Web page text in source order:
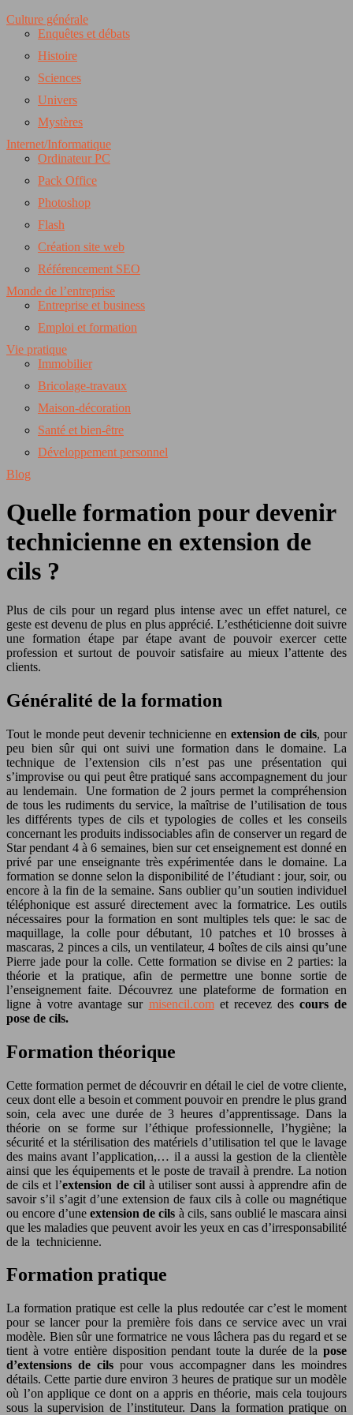
Culture générale
Enquêtes et débats
Histoire
Sciences
Univers
Mystères
Internet/Informatique
Ordinateur PC
Pack Office
Photoshop
Flash
Création site web
Référencement SEO
Monde de l’entreprise
Entreprise et business
Emploi et formation
Vie pratique
Immobilier
Bricolage-travaux
Maison-décoration
Santé et bien-être
Développement personnel
Blog
Quelle formation pour devenir
technicienne en extension de
cils ?
Plus de cils pour un regard plus intense avec un effet naturel, ce
geste est devenu de plus en plus apprécié. L’esthéticienne doit suivre
une formation étape par étape avant de pouvoir exercer cette
profession et surtout de pouvoir satisfaire au mieux l’attente des
clients.
Généralité de la formation
Tout le monde peut devenir technicienne en extension de cils, pour
peu bien sûr qui ont suivi une formation dans le domaine. La
technique de l’extension cils n’est pas une présentation qui
s’improvise ou qui peut être pratiqué sans accompagnement du jour
au lendemain. Une formation de 2 jours permet la compréhension
de tous les rudiments du service, la maîtrise de l’utilisation de tous
les différents types de cils et typologies de colles et les conseils
concernant les produits indissociables afin de conserver un regard de
Star pendant 4 à 6 semaines, bien sur cet enseignement est donné en
privé par une enseignante très expérimentée dans le domaine. La
formation se donne selon la disponibilité de l’étudiant : jour, soir, ou
encore à la fin de la semaine. Sans oublier qu’un soutien individuel
téléphonique est assuré directement avec la formatrice. Les outils
nécessaires pour la formation en sont multiples tels que: le sac de
maquillage, la colle pour débutant, 10 patches et 10 brosses à
mascaras, 2 pinces a cils, un ventilateur, 4 boîtes de cils ainsi qu’une
Pierre jade pour la colle. Cette formation se divise en 2 parties: la
théorie et la pratique, afin de permettre une bonne sortie de
l’enseignement faite. Découvrez une plateforme de formation en
ligne à votre avantage sur misencil.comet recevez des cours de
pose de cils.
Formation théorique
Cette formation permet de découvrir en détail le ciel de votre cliente,
ceux dont elle a besoin et comment pouvoir en prendre le plus grand
soin, cela avec une durée de 3 heures d’apprentissage. Dans la
théorie on se forme sur l’éthique professionnelle, l’hygiène; la
sécurité et la stérilisation des matériels d’utilisation tel que le lavage
des mains avant l’application,… il a aussi la gestion de la clientèle
ainsi que les équipements et le poste de travail à prendre. La notion
de cils et l’extension de cilà utiliser sont aussi à apprendre afin de
savoir s’il s’agit d’une extension de faux cils à colle ou magnétique
ou encore d’uneextension de cils à cils, sans oublié le mascara ainsi
que les maladies que peuvent avoir les yeux en cas d’irresponsabilité
de la technicienne.
Formation pratique
La formation pratique est celle la plus redoutée car c’est le moment
pour se lancer pour la première fois dans ce service avec un vrai
modèle. Bien sûr une formatrice ne vous lâchera pas du regard et se
tient à votre entière disposition pendant toute la durée de la pose
d’extensions de cilspour vous accompagner dans les moindres
détails. Cette partie dure environ 3 heures de pratique sur un modèle
où l’on applique ce dont on a appris en théorie, mais cela toujours
sous la supervision de l’instituteur. Dans la formation pratique on